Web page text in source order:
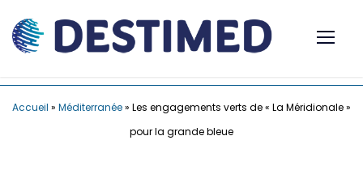
Accueil » Méditerranée» Les engagements verts de « La Méridionale »
pour la grande bleue